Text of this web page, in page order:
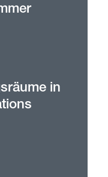
in